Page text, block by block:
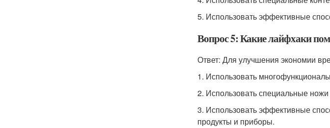
5. Использовать эффективные
Вопрос 5: Какие лайфхаки
Ответ: Для улучшения экономии
1. Использовать
2. Использовать специальные ножи
3. Использовать эффективные
продукты и приборы.